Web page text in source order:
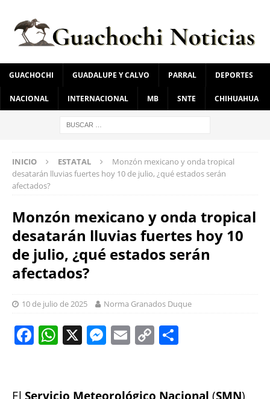
GUACHOCHI GUADALUPE Y CALVO PARRAL DEPORTES
NACIONAL INTERNACIONAL MB SNTE CHIHUAHUA
INICIO ESTATAL
Monzón mexicano y onda tropical
desatarán lluvias fuertes hoy 10 de julio, ¿qué estados serán
afectados?
Monzón mexicano y onda tropical
desatarán lluvias fuertes hoy 10
de julio, ¿qué estados serán
afectados?
10 de julio de 2025 Norma Granados Duque
F
e
W
s
X M
e
E
l
C
y re
El Servicio Meteorológico Nacional (SMN)